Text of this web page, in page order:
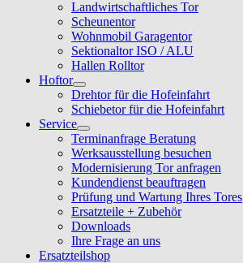
Landwirtschaftliches Tor
Scheunentor
Wohnmobil Garagentor
Sektionaltor ISO / ALU
Hallen Rolltor
Hoftor
Drehtor für die Hofeinfahrt
Schiebetor für die Hofeinfahrt
Service
Terminanfrage Beratung
Werksausstellung besuchen
Modernisierung Tor anfragen
Kundendienst beauftragen
Prüfung und Wartung Ihres Tores
Ersatzteile + Zubehör
Downloads
Ihre Frage an uns
Ersatzteilshop